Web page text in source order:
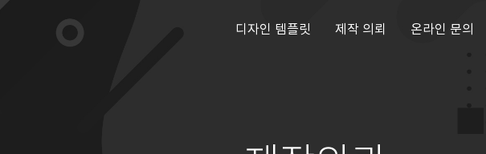
디자인 템플릿 제작 의뢰 온라인 문의